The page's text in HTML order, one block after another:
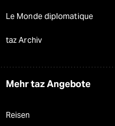
Le Monde diplomatique
taz Archiv
Mehr taz Angebote
Reisen